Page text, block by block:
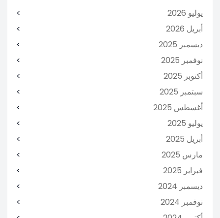
يوليو 2026
أبريل 2026
ديسمبر 2025
نوفمبر 2025
أكتوبر 2025
سبتمبر 2025
أغسطس 2025
يوليو 2025
أبريل 2025
مارس 2025
فبراير 2025
ديسمبر 2024
نوفمبر 2024